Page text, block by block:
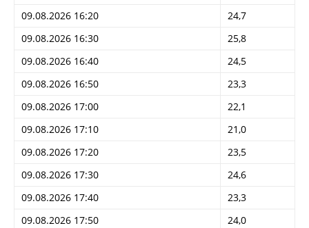
09.08.2026 16:20
24,7
09.08.2026 16:30
25,8
09.08.2026 16:40
24,5
09.08.2026 16:50
23,3
09.08.2026 17:00
22,1
09.08.2026 17:10
21,0
09.08.2026 17:20
23,5
09.08.2026 17:30
24,6
09.08.2026 17:40
23,3
09.08.2026 17:50
24,0